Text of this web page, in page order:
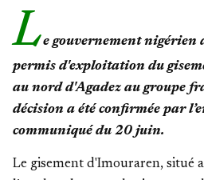
Le gouvernement nigérien
permis d'exploitation du
au nord d'Agadez au groupe
décision a été confirmée par
communiqué du 20 juin.
Le gisement d'Imouraren, situé